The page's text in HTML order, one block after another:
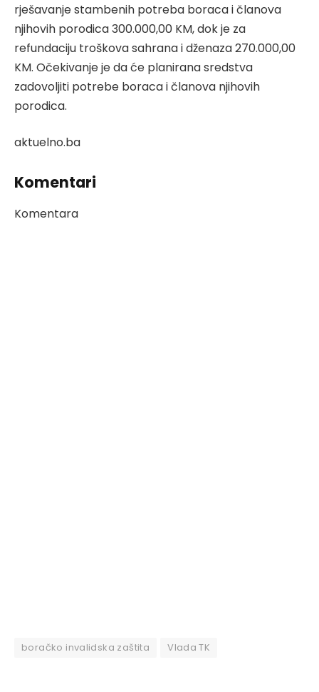
rješavanje stambenih potreba boraca i članova
njihovih porodica 300.000,00 KM, dok je za
refundaciju troškova sahrana i dženaza 270.000,00
KM. Očekivanje je da će planirana sredstva
zadovoljiti potrebe boraca i članova njihovih
porodica.
aktuelno.ba
Komentari
Komentara
boračko invalidska zaštita Vlada TK